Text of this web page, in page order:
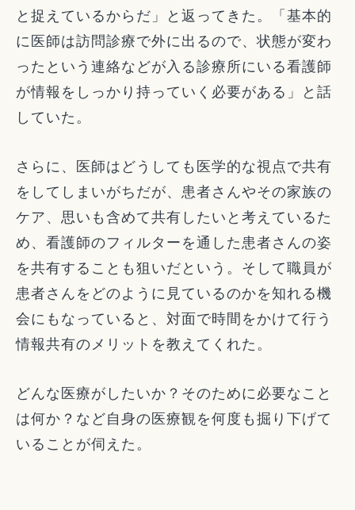
と捉えているからだ」と返ってきた。「基本的
に医師は訪問診療で外に出るので、状態が変わ
ったという連絡などが入る診療所にいる看護師
が情報をしっかり持っていく必要がある」と話
していた。
さらに、医師はどうしても医学的な視点で共有
をしてしまいがちだが、患者さんやその家族の
ケア、思いも含めて共有したいと考えているた
め、看護師のフィルターを通した患者さんの姿
を共有することも狙いだという。そして職員が
患者さんをどのように見ているのかを知れる機
会にもなっていると、対面で時間をかけて行う
情報共有のメリットを教えてくれた。
どんな医療がしたいか？そのために必要なこと
は何か？など自身の医療観を何度も掘り下げて
いることが伺えた。